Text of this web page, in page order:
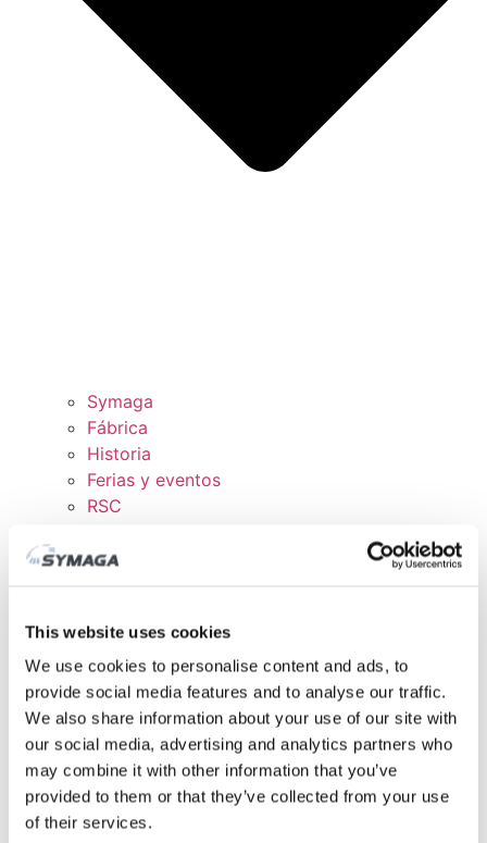
This website uses cookies
We use cookies to personalise content and ads, to
provide social media features and to analyse our traffic.
We also share information about your use of our site with
our social media, advertising and analytics partners who
may combine it with other information that you’ve
provided to them or that they’ve collected from your use
of their services.
Symaga
Fábrica
Historia
Ferias y eventos
RSC
Certificados y políticas